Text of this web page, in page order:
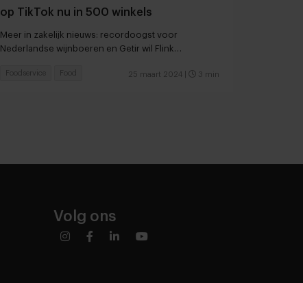
op TikTok nu in 500 winkels
Meer in zakelijk nieuws: recordoogst voor
Nederlandse wijnboeren en Getir wil Flink
25 maart 2024 3 min
Foodservice Food
Volg ons